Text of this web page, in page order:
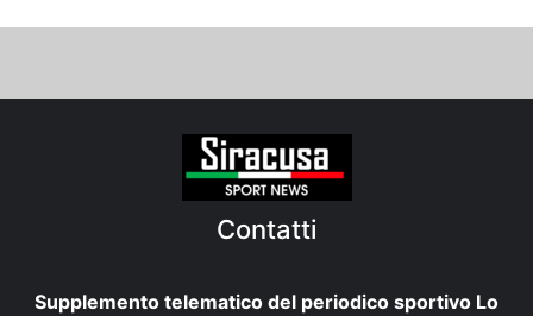
Contatti
Supplemento telematico del periodico sportivo Lo